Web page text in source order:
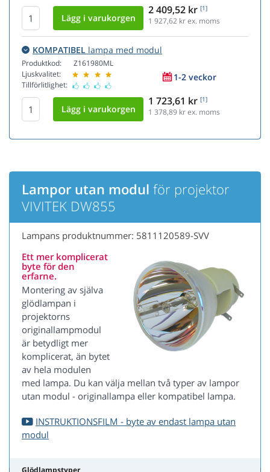
2 409,52 kr [1]
1 927,62 kr ex. moms
KOMPATIBEL lampa med modul
Produktkod:
Ljuskvalitet:
Tillförlitlighet:
Z161980ML
1-2 veckor
1 723,61 kr [1]
1 378,89 kr ex. moms
Lampor utan modul för projektor
VIVITEK DW855
Lampans produktnummer: 5811120589-SVV
Ett mer komplicerat
byte för den
erfarne.
Montering av själva
glödlampan i
projektorns
originallampmodul
är betydligt mer
komplicerat, än bytet
av hela modulen
med lampa. Du kan välja mellan två typer av lampor
utan modul - originallampa eller kompatibel lampa.
INSTRUKTIONSFILM - byte av endast lampa utan
modul
Glödlampstyper